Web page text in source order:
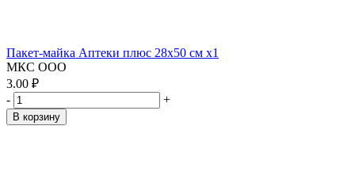
Пакет-майка Аптеки плюс 28х50 см x1
МКС ООО
3.00 ₽
-
+
В корзину